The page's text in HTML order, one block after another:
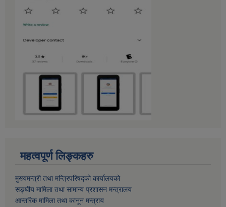
महत्वपूर्ण लिङ्कहरु
मुख्यमन्त्री तथा मन्त्रिपरिषद्को कार्यालयको
सङ्घीय मामिला तथा सामान्य प्रशासन मन्त्रालय
आन्तरिक मामिला तथा कानून मन्त्राय